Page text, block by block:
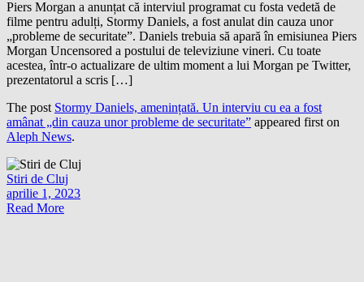
Piers Morgan a anunțat că interviul programat cu fosta vedetă de
filme pentru adulți, Stormy Daniels, a fost anulat din cauza unor
„probleme de securitate”. Daniels trebuia să apară în emisiunea Piers
Morgan Uncensored a postului de televiziune vineri. Cu toate
acestea, într-o actualizare de ultim moment a lui Morgan pe Twitter,
prezentatorul a scris […]
The post Stormy Daniels, amenințată. Un interviu cu ea a fost
amânat „din cauza unor probleme de securitate” appeared first on
Aleph News.
Stiri de Cluj
aprilie 1, 2023
Read More